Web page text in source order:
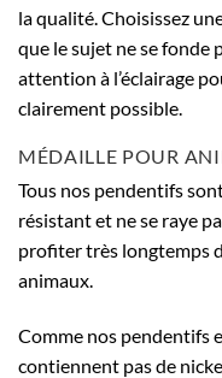
la qualité. Choisissez
que le sujet ne se fonde
attention à l’éclairage
clairement possible.
MÉDAILLE POUR
Tous nos pendentifs
résistant et ne se raye
profiter très longtemps
animaux.
Comme nos pendentifs
contiennent pas de